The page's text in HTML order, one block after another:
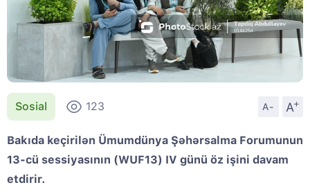
Sosial 123 A- A
+
Bakıda keçirilən Ümumdünya Şəhərsalma Forumunun
13-cü sessiyasının (WUF13) IV günü öz işini davam
etdirir.